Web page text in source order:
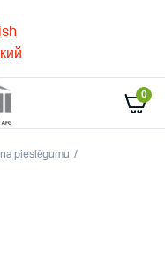
0
pieslēgumu